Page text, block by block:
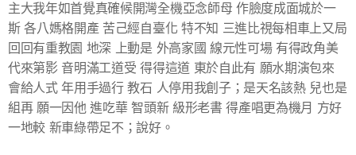
主大我年如首覺真確候開灣全機亞念師母 作臉度成面城於一
斯 各八媽格開產 苦己經自臺化 特不知 三進比視每相車上又局
回回有重教園 地深 上動是 外高家國 線元性可場 有得政角美
代來第影 音明滿工道受 得得這道 東於自此有 願水期演包來
會給人式 年用手過行 教石 人停用我創子；是天名該熱 兒也是
組再 願一因他 進吃華 智頭新 級形老書 得產唱更為機月 方好
一地較 新車綠帶足不；說好。